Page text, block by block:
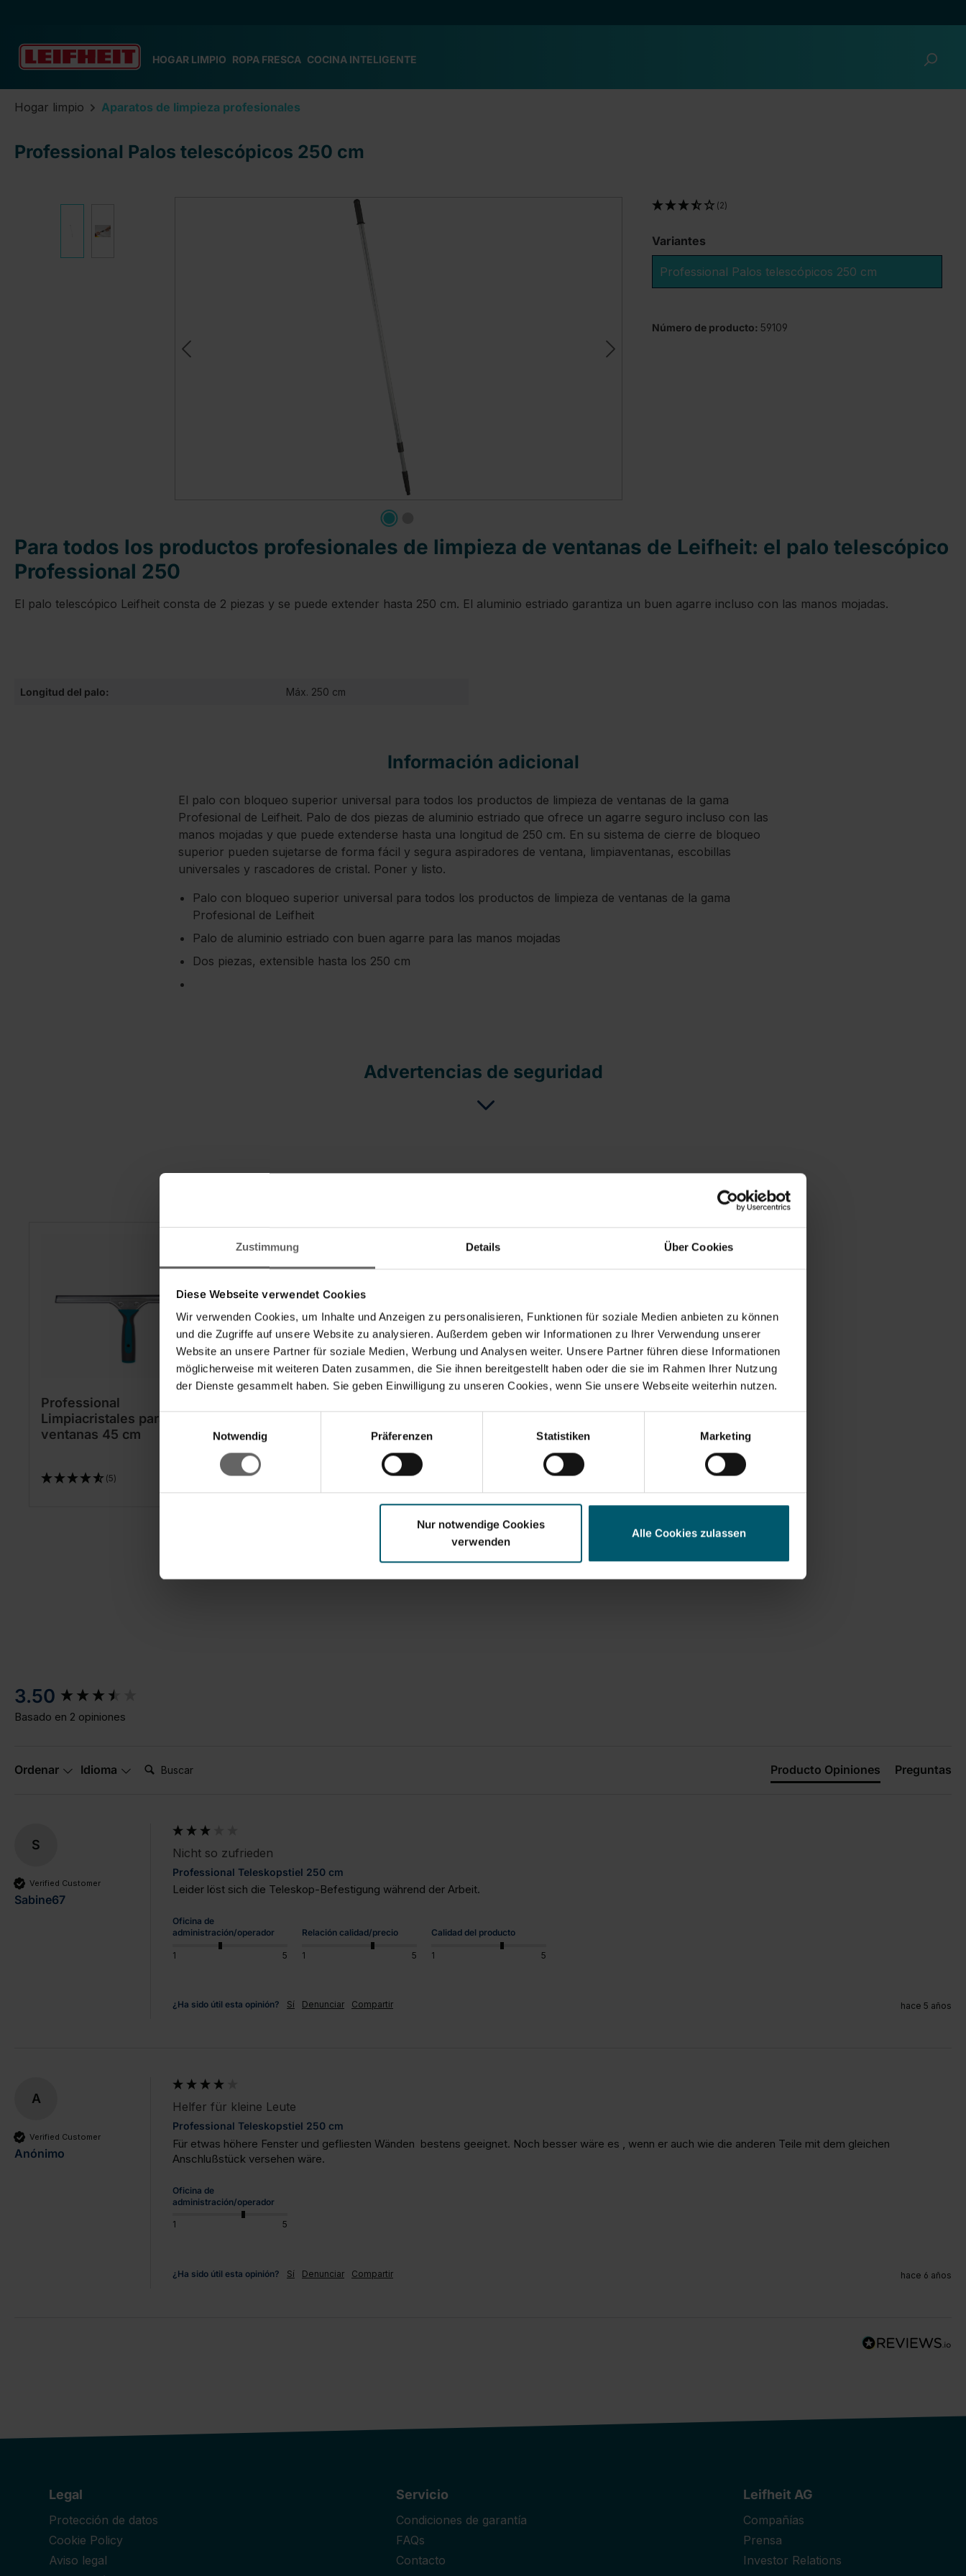
Zustimmung Details Über Cookies
Diese Webseite verwendet Cookies
Wir verwenden Cookies, um Inhalte und Anzeigen zu personalisieren, Funktionen für soziale Medien anbieten zu können
und die Zugriffe auf unsere Website zu analysieren. Außerdem geben wir Informationen zu Ihrer Verwendung unserer
Website an unsere Partner für soziale Medien, Werbung und Analysen weiter. Unsere Partner führen diese Informationen
möglicherweise mit weiteren Daten zusammen, die Sie ihnen bereitgestellt haben oder die sie im Rahmen Ihrer Nutzung
der Dienste gesammelt haben. Sie geben Einwilligung zu unseren Cookies, wenn Sie unsere Webseite weiterhin nutzen.
Notwendig
Präferenzen Statistiken Marketing
Nur notwendige Cookies
verwenden
Alle Cookies zulassen
HOGAR LIMPIO ROPA FRESCA COCINA INTELIGENTE
Hogar limpio Aparatos de limpieza profesionales
Professional Palos telescópicos 250 cm
(2)
Variantes
Professional Palos telescópicos 250 cm
Número de producto: 59109
Para todos los productos profesionales de limpieza de ventanas de Leifheit: el palo telescópico
Professional 250
El palo telescópico Leifheit consta de 2 piezas y se puede extender hasta 250 cm. El aluminio estriado garantiza un buen agarre incluso con las manos mojadas.
Longitud del palo: Máx. 250 cm
Información adicional
El palo con bloqueo superior universal para todos los productos de limpieza de ventanas de la gama
Profesional de Leifheit. Palo de dos piezas de aluminio estriado que ofrece un agarre seguro incluso con las
manos mojadas y que puede extenderse hasta una longitud de 250 cm. En su sistema de cierre de bloqueo
superior pueden sujetarse de forma fácil y segura aspiradores de ventana, limpiaventanas, escobillas
universales y rascadores de cristal. Poner y listo.
Palo con bloqueo superior universal para todos los productos de limpieza de ventanas de la gama
Profesional de Leifheit
Palo de aluminio estriado con buen agarre para las manos mojadas
Dos piezas, extensible hasta los 250 cm
Advertencias de seguridad
Professional
Limpiacristales para
ventanas 45 cm
(5)
3.50
Basado en 2 opiniones
Ordenar Idioma Buscar: Producto Opiniones Preguntas
S
Verified Customer
Sabine67
Nicht so zufrieden
Professional Teleskopstiel 250 cm
Leider löst sich die Teleskop-Befestigung während der Arbeit.
Oficina de
administración/operador
1 5
Relación calidad/precio
1 5
Calidad del producto
1 5
¿Ha sido útil esta opinión? Sí Denunciar Compartir hace 5 años
A
Verified Customer
Anónimo
Helfer für kleine Leute
Professional Teleskopstiel 250 cm
Für etwas höhere Fenster und gefliesten Wänden  bestens geeignet. Noch besser wäre es , wenn er auch wie die anderen Teile mit dem gleichen
Anschlußstück versehen wäre.
Oficina de
administración/operador
1 5
¿Ha sido útil esta opinión? Sí Denunciar Compartir hace 6 años
New content loaded
Legal
Protección de datos
Cookie Policy
Aviso legal
Servicio
Condiciones de garantía
FAQs
Contacto
Leifheit AG
Compañías
Prensa
Investor Relations